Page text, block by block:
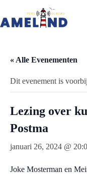
de
« Alle Evenementen
Dit evenement is
Lezing over
Postma
januari 26, 2024 @
Joke Mosterman en